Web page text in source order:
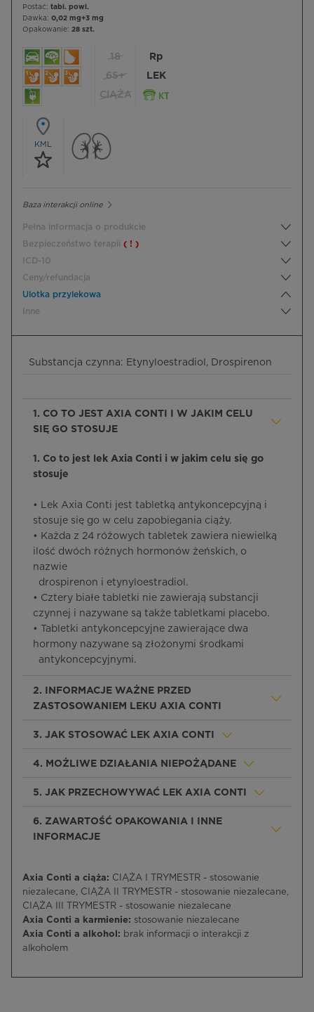
Postać: tabl. powl.
Dawka: 0,02 mg+3 mg
Opakowanie: 28 szt.
18
65+
CIĄŻA
Rp
LEK
KML
Baza interakcji online
Pełna informacja o produkcie
Bezpieczeństwo terapii ( ! )
ICD-10
Ceny/refundacja
Ulotka przylekowa
Inne
Substancja czynna: Etynyloestradiol, Drospirenon
1. CO TO JEST AXIA CONTI I W JAKIM CELU
SIĘ GO STOSUJE
1. Co to jest lek Axia Conti i w jakim celu się go
stosuje
• Lek Axia Conti jest tabletką antykoncepcyjną i
stosuje się go w celu zapobiegania ciąży.
• Każda z 24 różowych tabletek zawiera niewielką
ilość dwóch różnych hormonów żeńskich, o
nazwie
drospirenon i etynyloestradiol.
• Cztery białe tabletki nie zawierają substancji
czynnej i nazywane są także tabletkami placebo.
• Tabletki antykoncepcyjne zawierające dwa
hormony nazywane są złożonymi środkami
antykoncepcyjnymi.
2. INFORMACJE WAŻNE PRZED
ZASTOSOWANIEM LEKU AXIA CONTI
3. JAK STOSOWAĆ LEK AXIA CONTI
4. MOŻLIWE DZIAŁANIA NIEPOŻĄDANE
5. JAK PRZECHOWYWAĆ LEK AXIA CONTI
6. ZAWARTOŚĆ OPAKOWANIA I INNE
INFORMACJE
Axia Conti a ciąża: CIĄŻA I TRYMESTR - stosowanie
niezalecane, CIĄŻA II TRYMESTR - stosowanie niezalecane,
CIĄŻA III TRYMESTR - stosowanie niezalecane
Axia Conti a karmienie: stosowanie niezalecane
Axia Conti a alkohol: brak informacji o interakcji z
alkoholem